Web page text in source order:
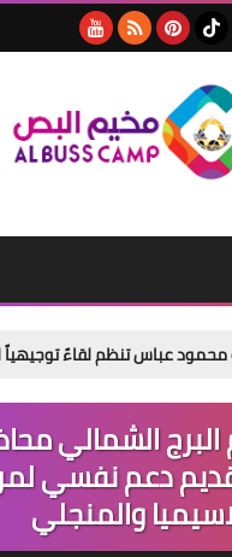
تقارير
ثفافة و فنون
المناسبات الإجتماعية
توجيهياً لطلبة الثانوية
الشمالي
دعم نفسي
والمنجلي